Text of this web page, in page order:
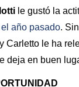
le gustó la
año pasado.
Carletto le ha
deja en buen